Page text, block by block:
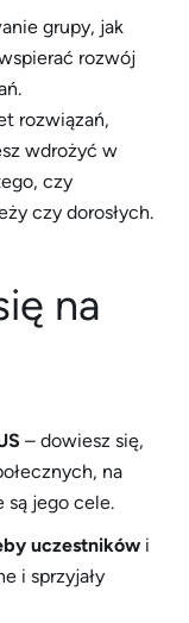
grupy, jak
rozwój
rozwiązań,
wdrożyć w
czy
czy dorosłych.
na
– dowiesz się,
, na
są jego cele.
uczestników i
i sprzyjały